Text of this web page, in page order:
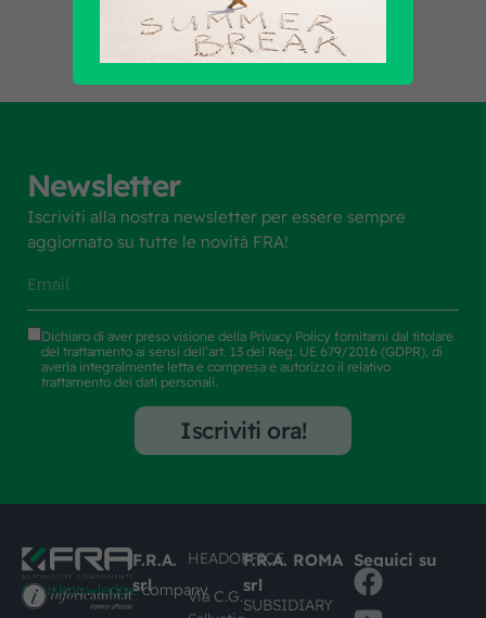
Newsletter
Iscriviti alla nostra newsletter per essere sempre
aggiornato su tutte le novità FRA!
Dichiaro di aver preso visione della Privacy Policy fornitami dal titolare
del trattamento ai sensi dell’art. 13 del Reg. UE 679/2016 (GDPR), di
averla integralmente letta e compresa e autorizzo il relativo
trattamento dei dati personali.
Iscriviti ora!
#busknowledgecompany
F.R.A.
srl
HEADOFFICE
Via C.G.
F.R.A. ROMA
srl
SUBSIDIARY
Seguici su